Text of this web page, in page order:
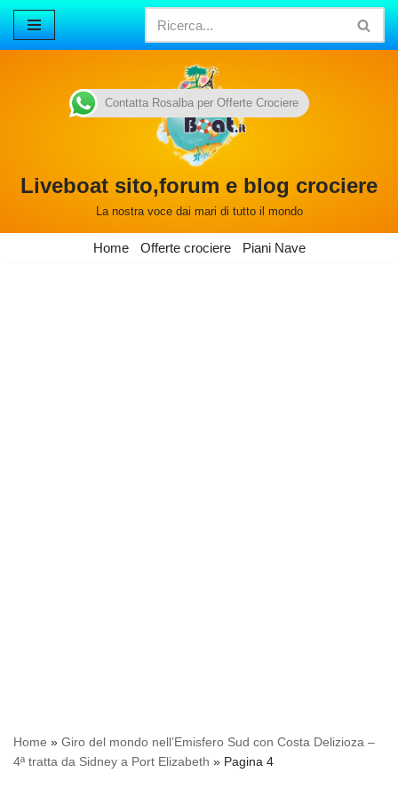
Vai
Liveboat sito,forum e blog crociere
La nostra voce dai mari di tutto il mondo
Home Offerte crociere Piani Nave
Home » Giro del mondo nell’Emisfero Sud con Costa Delizioza –
4ª tratta da Sidney a Port Elizabeth » Pagina 4
Contatta Rosalba per Offerte Crociere